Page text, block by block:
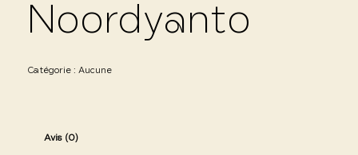
Noordyanto
Catégorie : Aucune
Avis (0)